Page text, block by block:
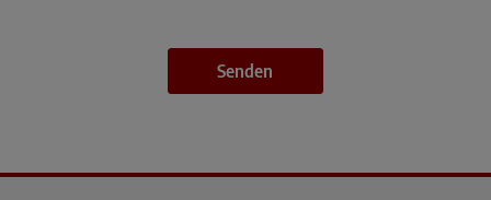
Senden